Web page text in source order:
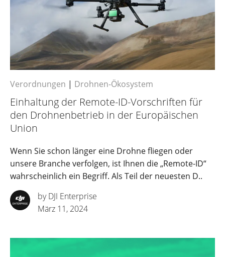
Verordnungen | Drohnen-Ökosystem
Einhaltung der Remote-ID-Vorschriften für
den Drohnenbetrieb in der Europäischen
Union
Wenn Sie schon länger eine Drohne fliegen oder
unsere Branche verfolgen, ist Ihnen die „Remote-ID“
wahrscheinlich ein Begriff. Als Teil der neuesten D..
by DJI Enterprise
März 11, 2024